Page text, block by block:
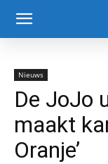
Nieuws
De JoJo
maakt
Oranje’